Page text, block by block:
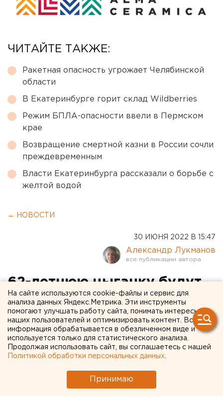
ЧИТАЙТЕ ТАКЖЕ:
Ракетная опасность угрожает Челябинской
области
В Екатеринбурге горит склад Wildberries
Режим БПЛА-опасности ввели в Пермском
крае
Возвращение смертной казни в России сочли
преждевременным
Власти Екатеринбурга рассказали о борьбе с
желтой водой
← НОВОСТИ
30 ИЮНЯ 2022 В 15:47
Александр Лукманов
62-летнюю цыганку будут
судить в Екатеринбурге за
мошенничество. ФОТО/
ВИДЕО
На сайте используются cookie-файлы и сервис для
анализа данных Яндекс.Метрика. Эти инструменты
помогают улучшать работу сайта, понимать интересы
наших пользователей и оптимизировать контент. Вся
информация обрабатывается в обезличенном виде и
используется только для статистического анализа.
Продолжая использовать сайт, вы соглашаетесь с нашей
Политикой обработки персональных данных
Принимаю